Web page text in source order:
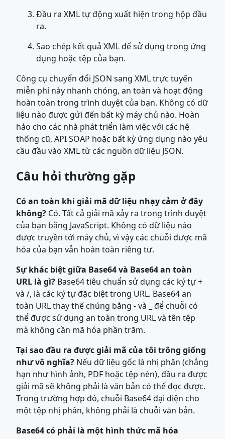
Đầu ra XML tự động xuất hiện trong hộp đầu
ra.
Sao chép kết quả XML để sử dụng trong ứng
dụng hoặc tệp của bạn.
Công cụ chuyển đổi JSON sang XML trực tuyến
miễn phí này nhanh chóng, an toàn và hoạt động
hoàn toàn trong trình duyệt của bạn. Không có dữ
liệu nào được gửi đến bất kỳ máy chủ nào. Hoàn
hảo cho các nhà phát triển làm việc với các hệ
thống cũ, API SOAP hoặc bất kỳ ứng dụng nào yêu
cầu đầu vào XML từ các nguồn dữ liệu JSON.
Câu hỏi thường gặp
Có an toàn khi giải mã dữ liệu nhạy cảm ở đây
không? Có. Tất cả giải mã xảy ra trong trình duyệt
của bạn bằng JavaScript. Không có dữ liệu nào
được truyền tới máy chủ, vì vậy các chuỗi được mã
hóa của bạn vẫn hoàn toàn riêng tư.
Sự khác biệt giữa Base64 và Base64 an toàn
URL là gì? Base64 tiêu chuẩn sử dụng các ký tự +
và /, là các ký tự đặc biệt trong URL. Base64 an
toàn URL thay thế chúng bằng - và _ để chuỗi có
thể được sử dụng an toàn trong URL và tên tệp
mà không cần mã hóa phần trăm.
Tại sao đầu ra được giải mã của tôi trông giống
như vô nghĩa? Nếu dữ liệu gốc là nhị phân (chẳng
hạn như hình ảnh, PDF hoặc tệp nén), đầu ra được
giải mã sẽ không phải là văn bản có thể đọc được.
Trong trường hợp đó, chuỗi Base64 đại diện cho
một tệp nhị phân, không phải là chuỗi văn bản.
Base64 có phải là một hình thức mã hóa